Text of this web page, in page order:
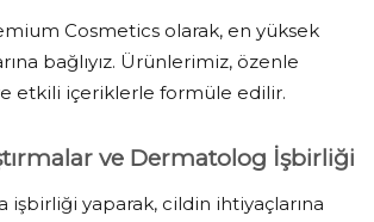
Cosmetics olarak, en yüksek
bağlıyız. Ürünlerimiz, özenle
etkili içeriklerle formüle edilir.
ve Dermatolog İşbirliği
işbirliği yaparak, cildin ihtiyaçlarına